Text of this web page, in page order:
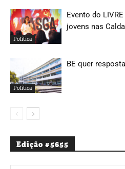
Política
Evento do
jovens nas
Política
BE quer
Edição #5655